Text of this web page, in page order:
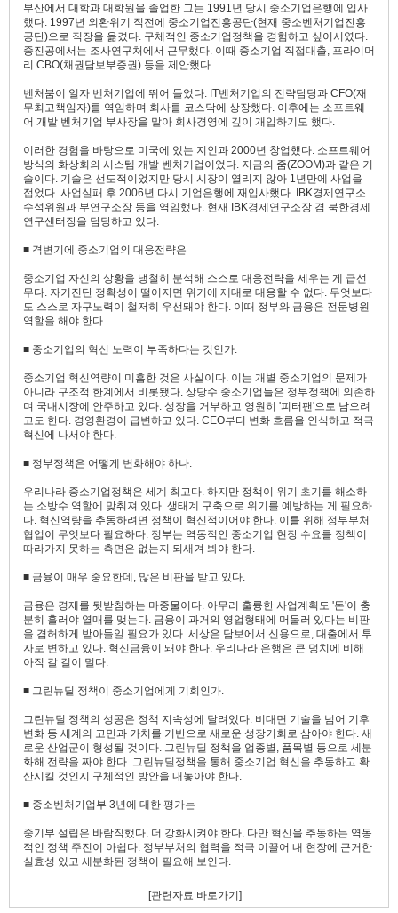
부산에서 대학과 대학원을 졸업한 그는 1991년 당시 중소기업은행에 입사
했다. 1997년 외환위기 직전에 중소기업진흥공단(현재 중소벤처기업진흥
공단)으로 직장을 옮겼다. 구체적인 중소기업정책을 경험하고 싶어서였다.
중진공에서는 조사연구처에서 근무했다. 이때 중소기업 직접대출, 프라이머
리 CBO(채권담보부증권) 등을 제안했다.
벤처붐이 일자 벤처기업에 뛰어 들었다. IT벤처기업의 전략담당과 CFO(재
무최고책임자)를 역임하며 회사를 코스닥에 상장했다. 이후에는 소프트웨
어 개발 벤처기업 부사장을 맡아 회사경영에 깊이 개입하기도 했다.
이러한 경험을 바탕으로 미국에 있는 지인과 2000년 창업했다. 소프트웨어
방식의 화상회의 시스템 개발 벤처기업이었다. 지금의 줌(ZOOM)과 같은 기
술이다. 기술은 선도적이었지만 당시 시장이 열리지 않아 1년만에 사업을
접었다. 사업실패 후 2006년 다시 기업은행에 재입사했다. IBK경제연구소
수석위원과 부연구소장 등을 역임했다. 현재 IBK경제연구소장 겸 북한경제
연구센터장을 담당하고 있다.
■ 격변기에 중소기업의 대응전략은
중소기업 자신의 상황을 냉철히 분석해 스스로 대응전략을 세우는 게 급선
무다. 자기진단 정확성이 떨어지면 위기에 제대로 대응할 수 없다. 무엇보다
도 스스로 자구노력이 철저히 우선돼야 한다. 이때 정부와 금융은 전문병원
역할을 해야 한다.
■ 중소기업의 혁신 노력이 부족하다는 것인가.
중소기업 혁신역량이 미흡한 것은 사실이다. 이는 개별 중소기업의 문제가
아니라 구조적 한계에서 비롯됐다. 상당수 중소기업들은 정부정책에 의존하
며 국내시장에 안주하고 있다. 성장을 거부하고 영원히 '피터팬'으로 남으려
고도 한다. 경영환경이 급변하고 있다. CEO부터 변화 흐름을 인식하고 적극
혁신에 나서야 한다.
■ 정부정책은 어떻게 변화해야 하나.
우리나라 중소기업정책은 세계 최고다. 하지만 정책이 위기 초기를 해소하
는 소방수 역할에 맞춰져 있다. 생태계 구축으로 위기를 예방하는 게 필요하
다. 혁신역량을 추동하려면 정책이 혁신적이어야 한다. 이를 위해 정부부처
협업이 무엇보다 필요하다. 정부는 역동적인 중소기업 현장 수요를 정책이
따라가지 못하는 측면은 없는지 되새겨 봐야 한다.
■ 금융이 매우 중요한데, 많은 비판을 받고 있다.
금융은 경제를 뒷받침하는 마중물이다. 아무리 훌륭한 사업계획도 '돈'이 충
분히 흘러야 열매를 맺는다. 금융이 과거의 영업형태에 머물러 있다는 비판
을 겸허하게 받아들일 필요가 있다. 세상은 담보에서 신용으로, 대출에서 투
자로 변하고 있다. 혁신금융이 돼야 한다. 우리나라 은행은 큰 덩치에 비해
아직 갈 길이 멀다.
■ 그린뉴딜 정책이 중소기업에게 기회인가.
그린뉴딜 정책의 성공은 정책 지속성에 달려있다. 비대면 기술을 넘어 기후
변화 등 세계의 고민과 가치를 기반으로 새로운 성장기회로 삼아야 한다. 새
로운 산업군이 형성될 것이다. 그린뉴딜 정책을 업종별, 품목별 등으로 세분
화해 전략을 짜야 한다. 그린뉴딜정책을 통해 중소기업 혁신을 추동하고 확
산시킬 것인지 구체적인 방안을 내놓아야 한다.
■ 중소벤처기업부 3년에 대한 평가는
중기부 설립은 바람직했다. 더 강화시켜야 한다. 다만 혁신을 추동하는 역동
적인 정책 주진이 아쉽다. 정부부처의 협력을 적극 이끌어 내 현장에 근거한
실효성 있고 세분화된 정책이 필요해 보인다.
[관련자료 바로가기]